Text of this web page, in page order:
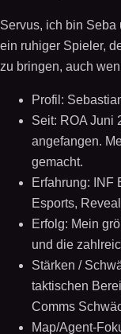
Servus, ich bin Seba
ein ruhiger Spieler,
zu bringen, auch
Profil:
Seit: ROA Juni
angefangen.
gemacht.
Erfahrung: INF
Esports,
Erfolg: Mein
und die
Stärken /
taktischen
Comms
Map/Agent-